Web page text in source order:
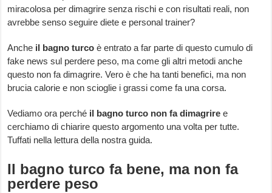
miracolosa per dimagrire senza rischi e con risultati reali, non
avrebbe senso seguire diete e personal trainer?
Anche il bagno turco è entrato a far parte di questo cumulo di
fake news sul perdere peso, ma come gli altri metodi anche
questo non fa dimagrire. Vero è che ha tanti benefici, ma non
brucia calorie e non scioglie i grassi come fa una corsa.
Vediamo ora perché il bagno turco non fa dimagrire e
cerchiamo di chiarire questo argomento una volta per tutte.
Tuffati nella lettura della nostra guida.
Il bagno turco fa bene, ma non fa
perdere peso